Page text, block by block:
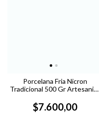
Porcelana Fria Nicron
Tradicional 500 Gr Artesanias
$7.600,00